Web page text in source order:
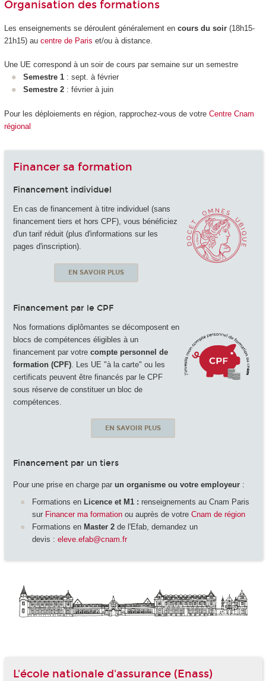
Organisation des formations
Les enseignements se déroulent généralement en cours du soir(18h15-
21h15) au centre de Paris et/ou à distance.
Une UE correspond à un soir de cours par semaine sur un semestre
Semestre 1 : sept. à février
Semestre 2 : février à juin
Pour les déploiements en région, rapprochez-vous de votre Centre Cnam
régional
Financer sa formation
Financement individuel
En cas de financement à titre individuel (sans
financement tiers et hors CPF), vous bénéficiez
d'un tarif réduit (plus d'informations sur les
pages d'inscription).
EN SAVOIR PLUS
Financement par le CPF
Nos formations diplômantes se décomposent en
blocs de compétences éligibles à un
financement par votre compte personnel de
formation (CPF). Les UE "à la carte" ou les
certificats peuvent être financés par le CPF
sous réserve de constituer un bloc de
compétences.
EN SAVOIR PLUS
Financement par un tiers
Pour une prise en charge par un organisme ou votre employeur:
Formations en Licence et M1 : renseignements au Cnam Paris
sur Financer ma formation ou auprès de votre Cnam de région
Formations en Master 2 de l'Efab, demandez un
devis : eleve.efab@cnam.fr
L'école nationale d'assurance (Enass)